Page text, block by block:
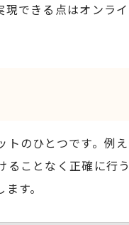
できる点はオンラ
のひとつです。例
ことなく正確に行
す。